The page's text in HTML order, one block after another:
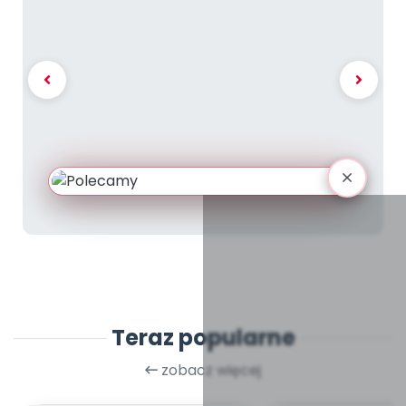
Teraz popularne
zobacz więcej